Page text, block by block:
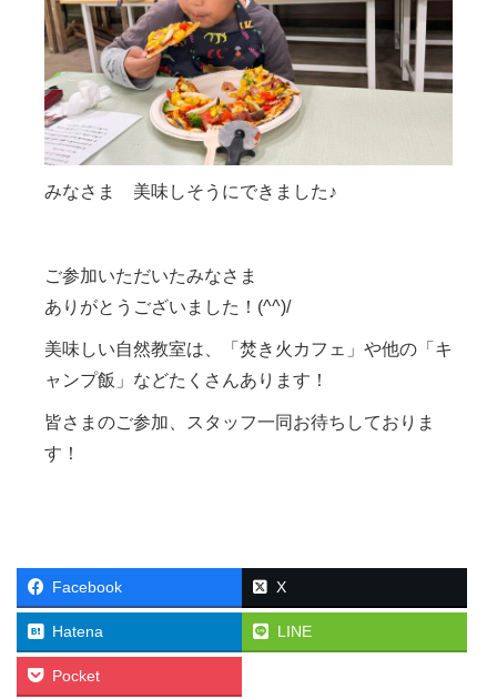
みなさま 美味しそうにできました♪
ご参加いただいたみなさま
ありがとうございました！(^^)/
美味しい自然教室は、「焚き火カフェ」や他の「キ
ャンプ飯」などたくさんあります！
皆さまのご参加、スタッフ一同お待ちしておりま
す！
Facebook X
Hatena LINE
Pocket